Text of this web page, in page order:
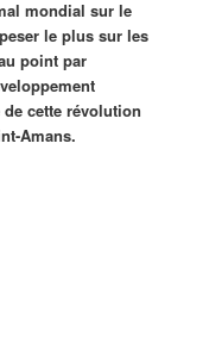
mondial sur le
le plus sur les
point par
cette révolution
Amans.